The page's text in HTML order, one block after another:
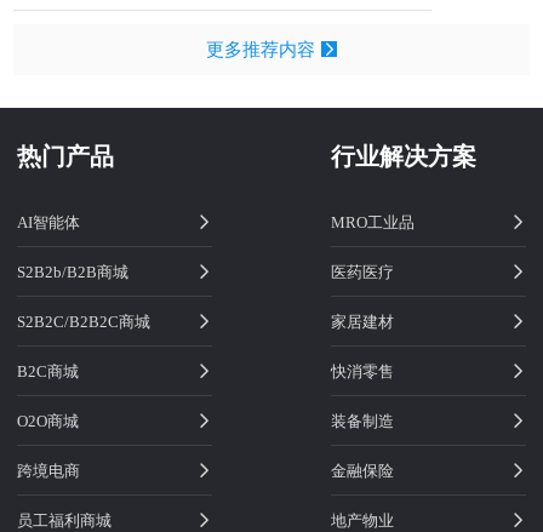
更多推荐内容
热门产品
AI智能体
S2B2b/B2B商城
S2B2C/B2B2C商城
B2C商城
O2O商城
跨境电商
员工福利商城
行业解决方案
MRO工业品
医药医疗
家居建材
快消零售
装备制造
金融保险
地产物业